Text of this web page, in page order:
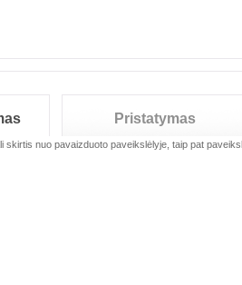
Pristatymas
skirtis nuo pavaizduoto paveikslėlyje, taip pat